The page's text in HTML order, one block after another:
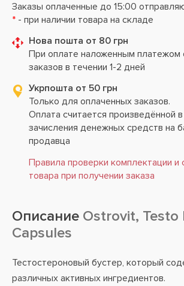
Заказы оплаченные до 15:00
* - при наличии товара на складе
Нова пошта от 80 грн
При оплате наложенным платежом
заказов в течении 1-2 дней
Укрпошта от 50 грн
Только для оплаченных заказов.
Оплата считается произведённой
зачисления денежных средств на
продавца
Правила проверки комплектации и
товара при получении заказа
Описание Ostrovit, Testo
Capsules
Тестостероновый бустер, который
различных активных ингредиентов.